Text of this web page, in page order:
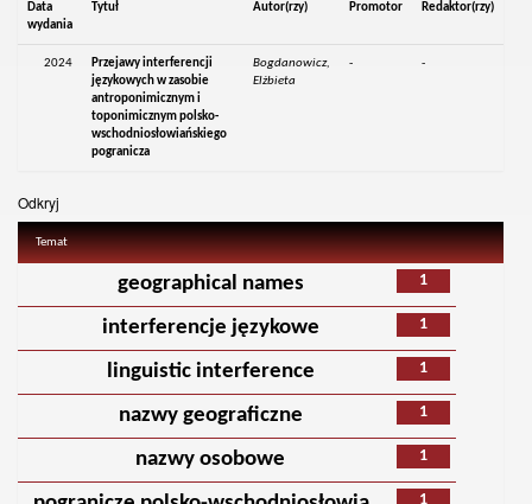
Data
wydania
Tytuł Autor(rzy) Promotor Redaktor(rzy)
2024
Przejawy interferencji
językowych w zasobie
antroponimicznym i
toponimicznym polsko-
wschodniosłowiańskiego
pogranicza
Bogdanowicz,
Elżbieta
- -
Odkryj
Temat
1
geographical names
1
interferencje językowe
1
linguistic interference
1
nazwy geograficzne
1
nazwy osobowe
1